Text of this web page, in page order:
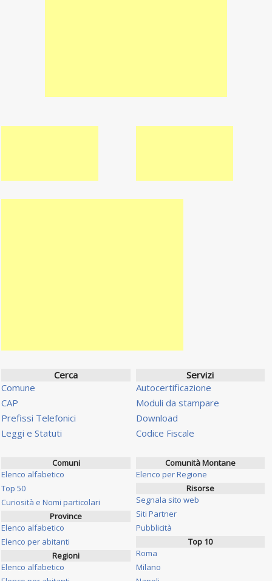
Cerca
Comune
CAP
Prefissi Telefonici
Leggi e Statuti
Servizi
Autocertificazione
Moduli da stampare
Download
Codice Fiscale
Comuni
Elenco alfabetico
Top 50
Curiosità e Nomi particolari
Province
Elenco alfabetico
Elenco per abitanti
Regioni
Elenco alfabetico
Comunità Montane
Elenco per Regione
Risorse
Segnala sito web
Siti Partner
Pubblicità
Top 10
Roma
Milano